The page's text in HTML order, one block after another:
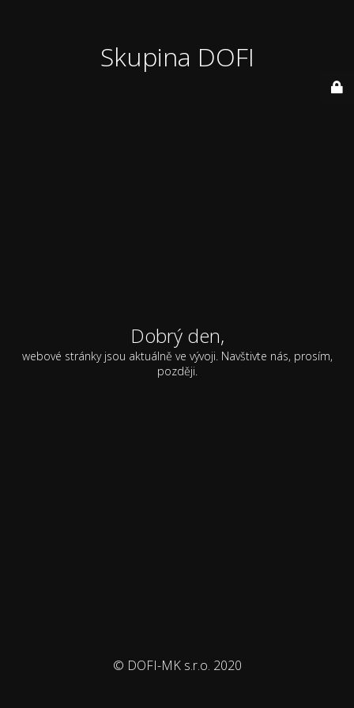
Skupina DOFI
Dobrý den,
webové stránky jsou aktuálně ve vývoji. Navštivte nás, prosím,
později.
© DOFI-MK s.r.o. 2020